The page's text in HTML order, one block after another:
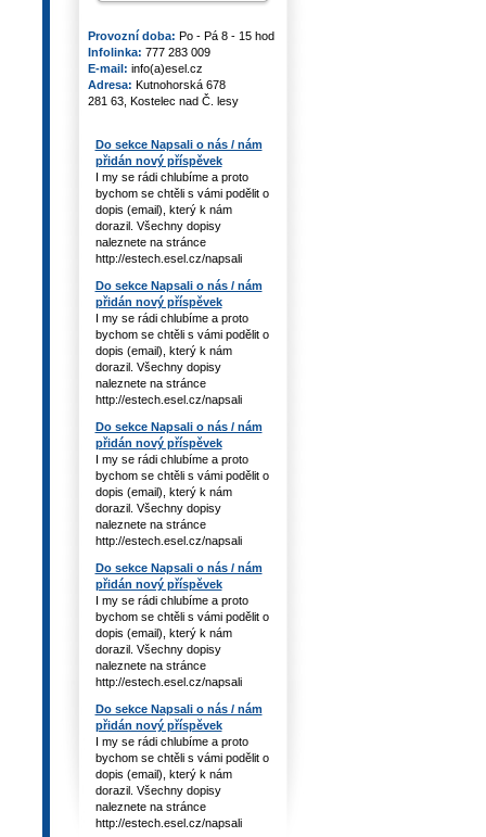
Provozní doba: Po - Pá 8 - 15 hod
Infolinka: 777 283 009
E-mail: info(a)esel.cz
Adresa: Kutnohorská 678
281 63, Kostelec nad Č. lesy
Do sekce Napsali o nás / nám
přidán nový příspěvek
I my se rádi chlubíme a proto
bychom se chtěli s vámi podělit o
dopis (email), který k nám
dorazil. Všechny dopisy
naleznete na stránce
http://estech.esel.cz/napsali
Do sekce Napsali o nás / nám
přidán nový příspěvek
I my se rádi chlubíme a proto
bychom se chtěli s vámi podělit o
dopis (email), který k nám
dorazil. Všechny dopisy
naleznete na stránce
http://estech.esel.cz/napsali
Do sekce Napsali o nás / nám
přidán nový příspěvek
I my se rádi chlubíme a proto
bychom se chtěli s vámi podělit o
dopis (email), který k nám
dorazil. Všechny dopisy
naleznete na stránce
http://estech.esel.cz/napsali
Do sekce Napsali o nás / nám
přidán nový příspěvek
I my se rádi chlubíme a proto
bychom se chtěli s vámi podělit o
dopis (email), který k nám
dorazil. Všechny dopisy
naleznete na stránce
http://estech.esel.cz/napsali
Do sekce Napsali o nás / nám
přidán nový příspěvek
I my se rádi chlubíme a proto
bychom se chtěli s vámi podělit o
dopis (email), který k nám
dorazil. Všechny dopisy
naleznete na stránce
http://estech.esel.cz/napsali